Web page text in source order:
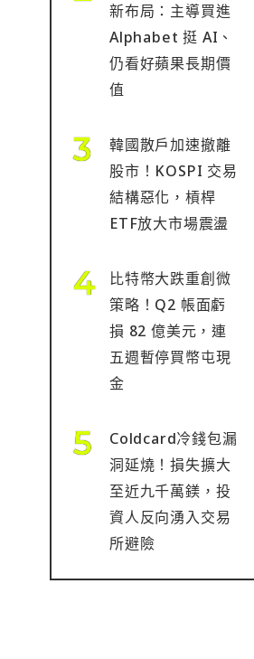
新布局：主導買進
Alphabet 挺 AI、
仍看好蘋果長期價
值
韓國散戶加速撤離
股市！KOSPI 交易
結構惡化，槓桿
ETF放大市場震盪
比特幣大跌重創微
策略！Q2 帳面虧
損 82 億美元，連
五週暫停買幣屯現
金
Coldcard冷錢包漏
洞延燒！損失擴大
至近九千萬鎂，投
資人反向湧入交易
所避險